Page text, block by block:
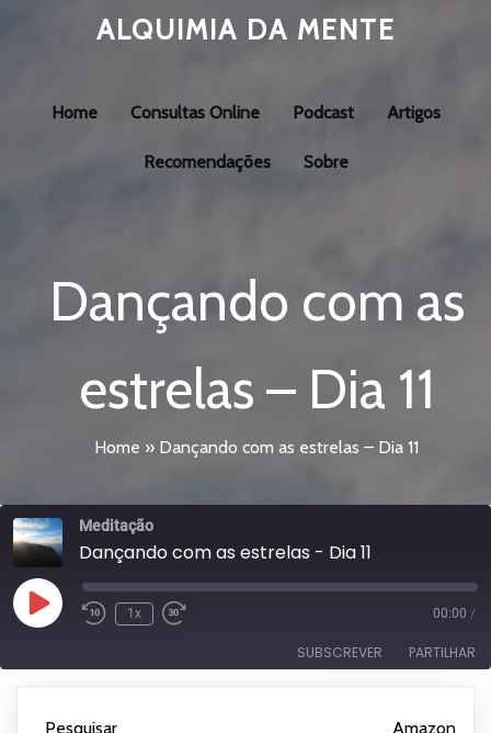
ALQUIMIA DA MENTE
Home Consultas Online Podcast Artigos
Recomendações Sobre
Dançando com as
estrelas – Dia 11
Home » Dançando com as estrelas – Dia 11
Meditação
Dançando com as estrelas - Dia 11
Reproduzir
episódio
1x 00:00 /
SUBSCREVER PARTILHAR
Amazon
Pesquisar